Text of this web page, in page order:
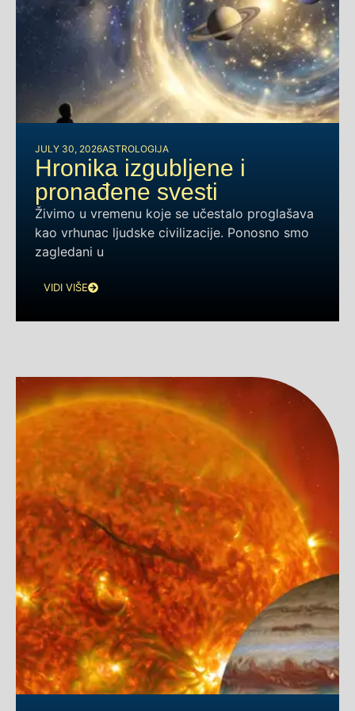
JULY 30, 2026ASTROLOGIJA
Hronika izgubljene i
pronađene svesti
Živimo u vremenu koje se učestalo proglašava
kao vrhunac ljudske civilizacije. Ponosno smo
zagledani u
VIDI VIŠE